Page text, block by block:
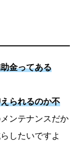
金ってある
られるのか不
ンテナンスだか
したいですよ